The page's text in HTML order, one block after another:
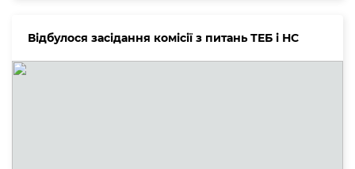
Відбулося засідання комісії з питань ТЕБ і НС